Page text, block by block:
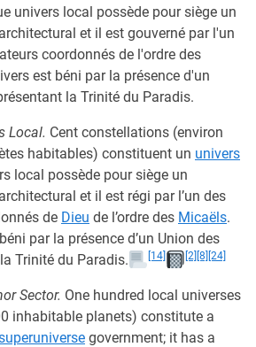
univers local possède pour siège un
et il est gouverné par l'un
coordonnés de l'ordre des
est béni par la présence d'un
la Trinité du Paradis.
Local. Cent constellations (environ
habitables) constituent un univers
local possède pour siège un
et il est régi par l’un des
de Dieu de l’ordre des Micaëls.
par la présence d’un Union des
Trinité du Paradis.
[14] [2] [8] [24]
Sector. One hundred local universes
inhabitable planets) constitute a
government; it has a